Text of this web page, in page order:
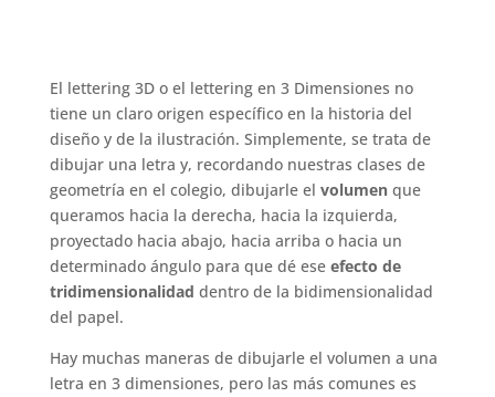
El lettering 3D o el lettering en 3 Dimensiones no
tiene un claro origen específico en la historia del
diseño y de la ilustración. Simplemente, se trata de
dibujar una letra y, recordando nuestras clases de
geometría en el colegio, dibujarle el volumenque
queramos hacia la derecha, hacia la izquierda,
proyectado hacia abajo, hacia arriba o hacia un
determinado ángulo para que dé ese efecto de
tridimensionalidad dentro de la bidimensionalidad
del papel.
Hay muchas maneras de dibujarle el volumen a una
letra en 3 dimensiones, pero las más comunes es